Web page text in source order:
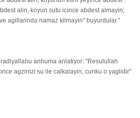
alin, koyun sutu icince abdest almayin;
agillarinda namaz kilmayin" buyurdular."
anhuma anlatiyor: "Resulullah
agzinizi su ile calkalayin, cunku o yaglidir"